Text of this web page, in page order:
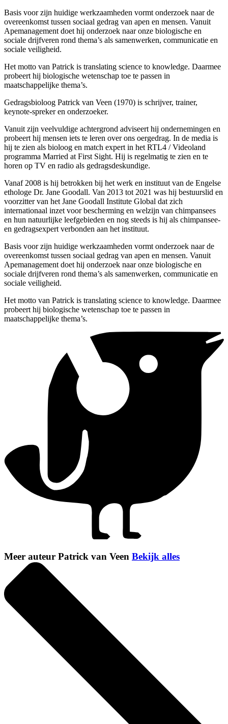
Basis voor zijn huidige werkzaamheden vormt onderzoek naar de
overeenkomst tussen sociaal gedrag van apen en mensen. Vanuit
Apemanagement doet hij onderzoek naar onze biologische en
sociale drijfveren rond thema’s als samenwerken, communicatie en
sociale veiligheid.
Het motto van Patrick is translating science to knowledge. Daarmee
probeert hij biologische wetenschap toe te passen in
maatschappelijke thema’s.
Gedragsbioloog Patrick van Veen (1970) is schrijver, trainer,
keynote-spreker en onderzoeker.
Vanuit zijn veelvuldige achtergrond adviseert hij ondernemingen en
probeert hij mensen iets te leren over ons oergedrag. In de media is
hij te zien als bioloog en match expert in het RTL4 / Videoland
programma Married at First Sight. Hij is regelmatig te zien en te
horen op TV en radio als gedragsdeskundige.
Vanaf 2008 is hij betrokken bij het werk en instituut van de Engelse
ethologe Dr. Jane Goodall. Van 2013 tot 2021 was hij bestuurslid en
voorzitter van het Jane Goodall Institute Global dat zich
internationaal inzet voor bescherming en welzijn van chimpansees
en hun natuurlijke leefgebieden en nog steeds is hij als chimpansee-
en gedragsexpert verbonden aan het instituut.
Basis voor zijn huidige werkzaamheden vormt onderzoek naar de
overeenkomst tussen sociaal gedrag van apen en mensen. Vanuit
Apemanagement doet hij onderzoek naar onze biologische en
sociale drijfveren rond thema’s als samenwerken, communicatie en
sociale veiligheid.
Het motto van Patrick is translating science to knowledge. Daarmee
probeert hij biologische wetenschap toe te passen in
maatschappelijke thema’s.
Meer auteur Patrick van Veen Bekijk alles